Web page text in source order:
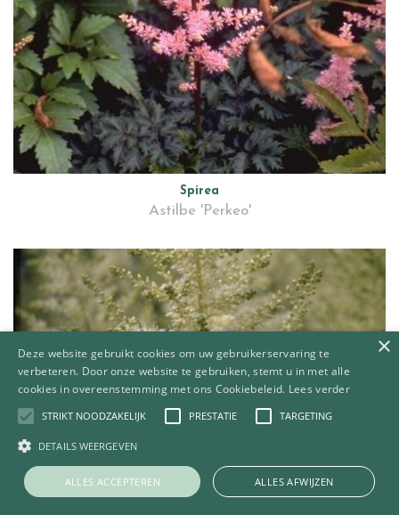
Spirea
Astilbe 'Perkeo'
×
Deze website gebruikt cookies om uw gebruikerservaring te
verbeteren. Door onze website te gebruiken, stemt u in met alle
cookies in overeenstemming met ons Cookiebeleid. Lees verder
STRIKT NOODZAKELIJK PRESTATIE TARGETING
DETAILS WEERGEVEN
ALLES ACCEPTEREN ALLES AFWIJZEN